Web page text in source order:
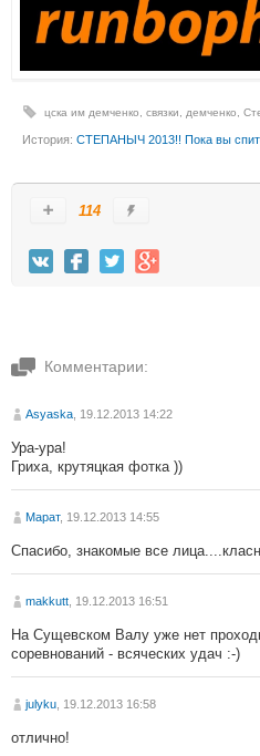
цска им демченко связки демченко
История: СТЕПАНЫЧ 2013!! Пока вы
114
Комментарии:
Asyaska , 19.12.2013 14:22
Ура-ура!
Гриха, крутяцкая фотка ))
Марат, 19.12.2013 14:55
Спасибо, знакомые все
makkutt , 19.12.2013 16:51
На Сущевском Валу уже нет
соревнований - всяческих удач :-)
julyku , 19.12.2013 16:58
отлично!